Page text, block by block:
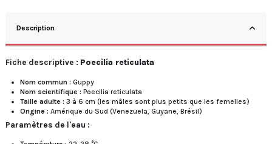
Description
Fiche descriptive : Poecilia reticulata
Nom commun : Guppy
Nom scientifique : Poecilia reticulata
Taille adulte : 3 à 6 cm (les mâles sont plus petits que les femelles)
Origine : Amérique du Sud (Venezuela, Guyane, Brésil)
Paramètres de l'eau :